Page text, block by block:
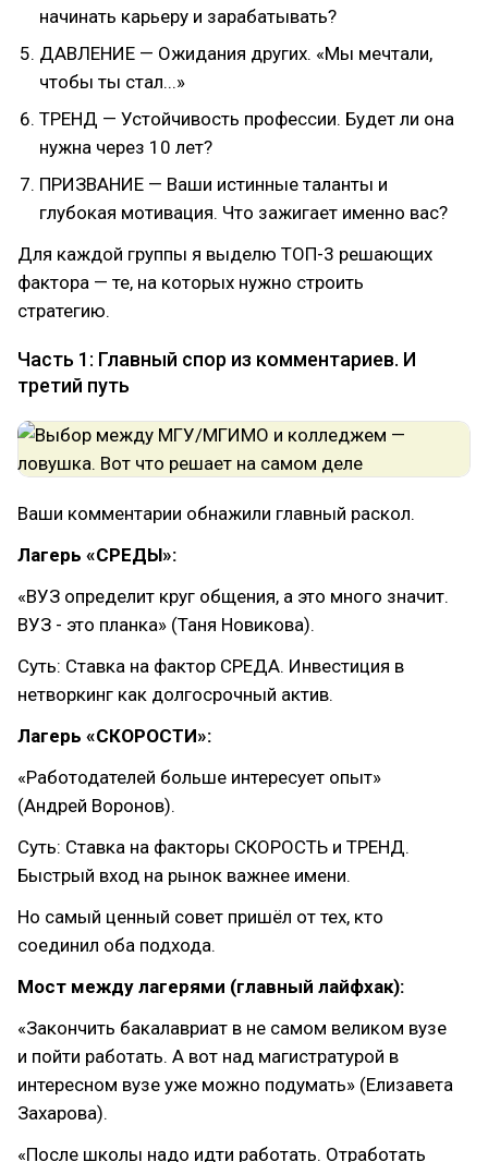
начинать карьеру и зарабатывать?
ДАВЛЕНИЕ — Ожидания других. «Мы мечтали,
чтобы ты стал...»
ТРЕНД — Устойчивость профессии. Будет ли она
нужна через 10 лет?
ПРИЗВАНИЕ — Ваши истинные таланты и
глубокая мотивация. Что зажигает именно вас?
Для каждой группы я выделю ТОП-3 решающих
фактора — те, на которых нужно строить
стратегию.
Часть 1: Главный спор из комментариев. И
третий путь
Ваши комментарии обнажили главный раскол.
Лагерь «СРЕДЫ»:
«ВУЗ определит круг общения, а это много значит.
ВУЗ - это планка» (Таня Новикова).
Суть: Ставка на фактор СРЕДА. Инвестиция в
нетворкинг как долгосрочный актив.
Лагерь «СКОРОСТИ»:
«Работодателей больше интересует опыт»
(Андрей Воронов).
Суть: Ставка на факторы СКОРОСТЬ и ТРЕНД.
Быстрый вход на рынок важнее имени.
Но самый ценный совет пришёл от тех, кто
соединил оба подхода.
Мост между лагерями (главный лайфхак):
«Закончить бакалавриат в не самом великом вузе
и пойти работать. А вот над магистратурой в
интересном вузе уже можно подумать» (Елизавета
Захарова).
«После школы надо идти работать. Отработать